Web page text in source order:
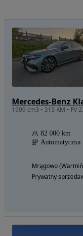
1999 cm3 • 313 KM • FV
82 000 km
Automatyczna
Mrągowo
Prywatny